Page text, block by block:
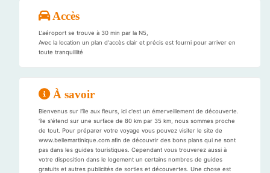
Accès
L'aéroport se trouve à 30 min par la N5,
Avec la location un plan d'accès clair et précis est fourni pour arriver en
toute tranquillité
À savoir
Bienvenus sur l'île aux fleurs, ici c'est un émerveillement de découverte.
'île s'étend sur une surface de 80 km par 35 km, nous sommes proche
de tout. Pour préparer votre voyage vous pouvez visiter le site de
www.bellemartinique.com afin de découvrir des bons plans qui ne sont
pas dans les guides touristiques. Cependant vous trouverez aussi à
votre disposition dans le logement un certains nombres de guides
gratuits et autres publicités de sorties et découvertes. Une chose est